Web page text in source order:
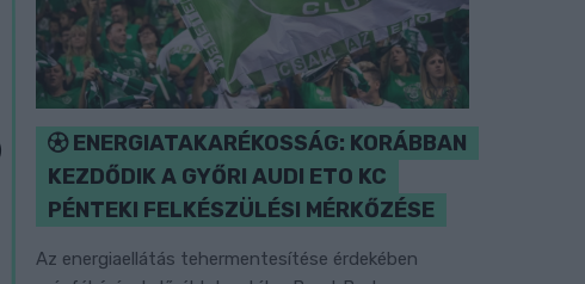
ENERGIATAKARÉKOSSÁG: KORÁBBAN
KEZDŐDIK A GYŐRI AUDI ETO KC
PÉNTEKI FELKÉSZÜLÉSI MÉRKŐZÉSE
Az energiaellátás tehermentesítése érdekében